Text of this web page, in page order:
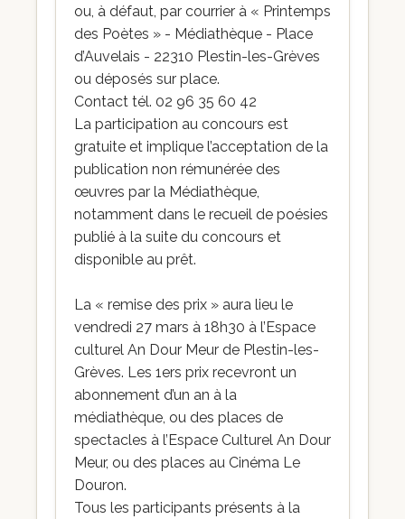
ou, à défaut, par courrier à « Printemps
des Poètes » - Médiathèque - Place
d’Auvelais - 22310 Plestin-les-Grèves
ou déposés sur place.
Contact tél. 02 96 35 60 42
La participation au concours est
gratuite et implique l’acceptation de la
publication non rémunérée des
œuvres par la Médiathèque,
notamment dans le recueil de poésies
publié à la suite du concours et
disponible au prêt.
La « remise des prix » aura lieu le
vendredi 27 mars à 18h30 à l’Espace
culturel An Dour Meur de Plestin-les-
Grèves. Les 1ers prix recevront un
abonnement d’un an à la
médiathèque, ou des places de
spectacles à l’Espace Culturel An Dour
Meur, ou des places au Cinéma Le
Douron.
Tous les participants présents à la